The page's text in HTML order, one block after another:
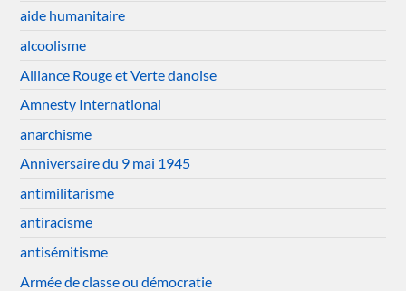
aide humanitaire
alcoolisme
Alliance Rouge et Verte danoise
Amnesty International
anarchisme
Anniversaire du 9 mai 1945
antimilitarisme
antiracisme
antisémitisme
Armée de classe ou démocratie